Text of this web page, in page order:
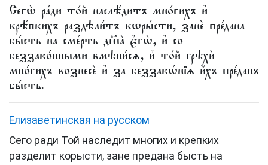
Сегѡ̀ ра́ди то́й наслѣ́дитъ мно́гихъ и҆
крѣ́пкихъ раздѣли́тъ кѡры́сти, занѐ пре́дана
бы́сть на сме́рть дш҃а̀ є҆гѡ̀, и҆ со
беззако́нными вмѣни́сѧ, и҆ то́й грѣхѝ
мно́гихъ вознесѐ и҆ за беззакѡ́нїѧ и҆́хъ пре́данъ
бы́сть.
Елизаветинская на русском
Сего ради Той наследит многих и крепких
разделит корысти, зане предана бысть на